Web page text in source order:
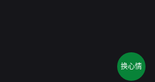
换心情